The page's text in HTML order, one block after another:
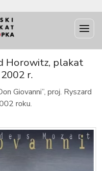
Horowitz, plakat
r.
Giovanni”, proj. Ryszard
roku.